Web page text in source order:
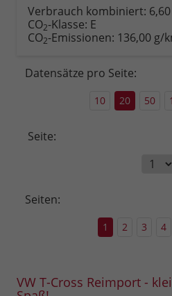
Verbrauch kombiniert:
CO2-Klasse: E
CO2-Emissionen: 136,00 g/
Datensätze pro Seite:
10 20 50
Seite:
Seiten:
1 2 3 4
VW T-Cross Reimport -